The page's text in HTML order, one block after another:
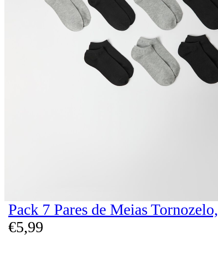
Pack 7 Pares de Meias
€5,99